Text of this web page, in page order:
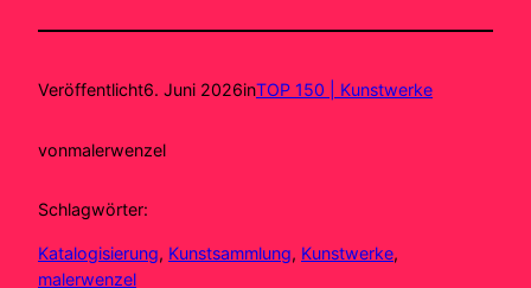
Veröffentlicht6. Juni 2026inTOP 150 | Kunstwerke
vonmalerwenzel
Schlagwörter:
Katalogisierung, Kunstsammlung, Kunstwerke
malerwenzel